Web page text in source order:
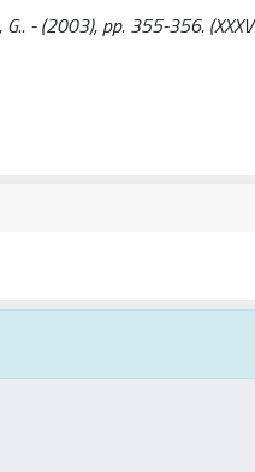
- (2003), pp. 355-356. (XXXV